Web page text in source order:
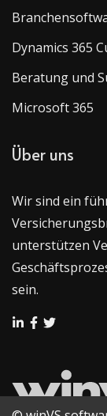
Dynamics 365
Beratung und
Microsoft 365
Über uns
Wir sind ein
unterstützen
sein.